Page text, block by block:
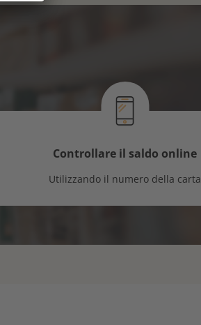
Controllare il saldo online
Utilizzando il numero della carta